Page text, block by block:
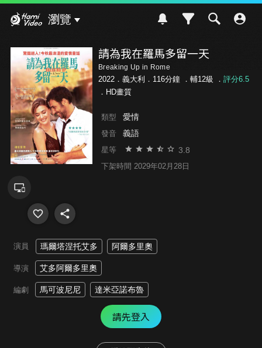
瀏覽
請為我在羅馬多留一天
Breaking Up in Rome
2022．義大利．116分鐘 ． 輔12級 ． 評分6.5
．HD畫質
類型 愛情
發音 義語
星等 3.8
下架時間 2029年02月28日
演員 瑪爾塔涅托艾多 阿爾多里奧
導演 艾多阿爾多里奧
編劇 馬可波尼尼 達米亞諾布魯
請先登入